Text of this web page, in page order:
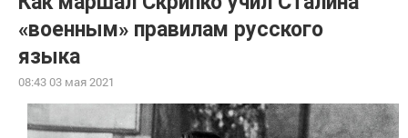
«военным» правилам русского
языка
08:43 03 мая 2021